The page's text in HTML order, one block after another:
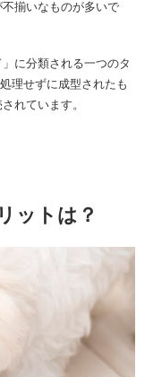
揃いなものが多いで
に分類される一つのタ
理せずに成型されたも
れています。
ットは？